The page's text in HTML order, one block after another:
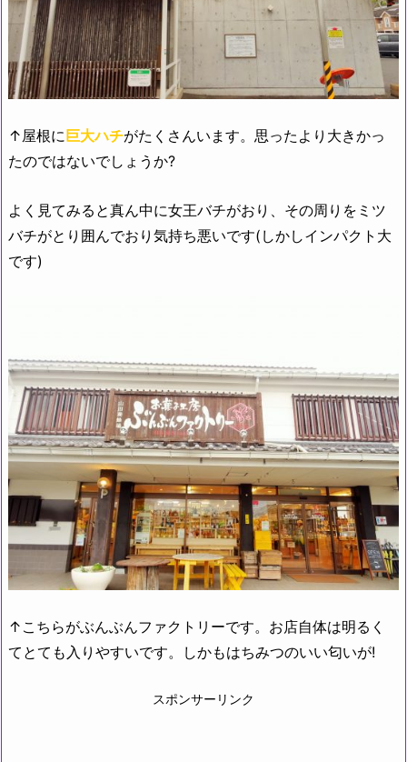
↑屋根に巨大ハチがたくさんいます。思ったより大きかっ
たのではないでしょうか?
よく見てみると真ん中に女王バチがおり、その周りをミツ
バチがとり囲んでおり気持ち悪いです(しかしインパクト大
です)
↑こちらがぶんぶんファクトリーです。お店自体は明るく
てとても入りやすいです。しかもはちみつのいい匂いが!
スポンサーリンク